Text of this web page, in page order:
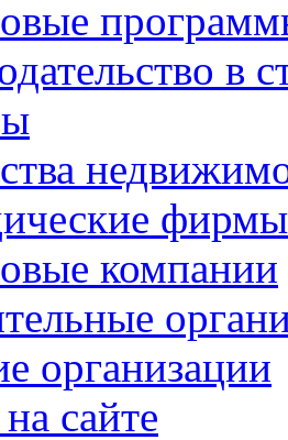
в
фирмы
компании
организации
сайте